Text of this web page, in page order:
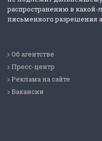
распространению в какой-
письменного разрешения
Об агентстве
Пресс-центр
Реклама на сайте
Вакансии